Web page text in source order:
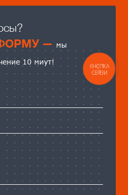
— мы
10 миут!